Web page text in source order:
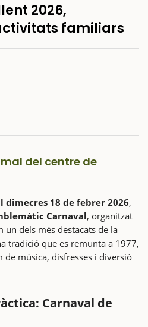
2026,
familiars
del centre de
dimecres 18 de febrer 2026,
Carnaval, organitzat
un dels més destacats de la
tradició que es remunta a 1977,
de música, disfresses i diversió
Carnaval de